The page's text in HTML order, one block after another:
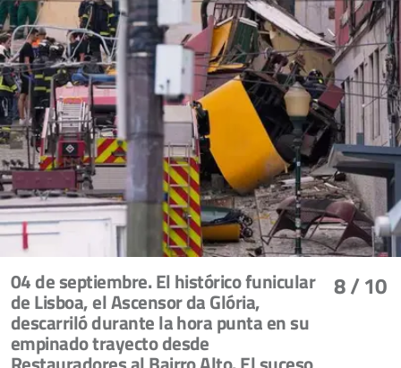
8/ 10
04 de septiembre. El histórico funicular
de Lisboa, el Ascensor da Glória,
descarriló durante la hora punta en su
empinado trayecto desde